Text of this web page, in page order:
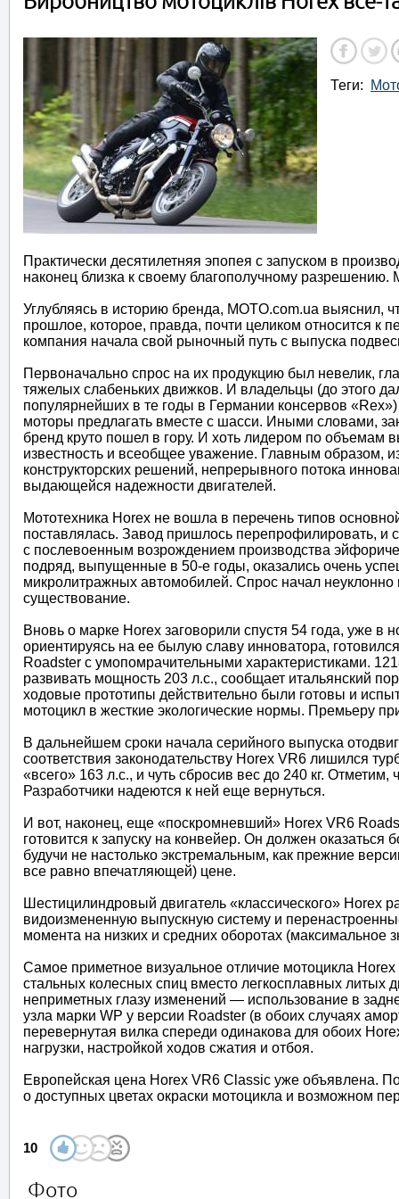
Теги:
Практически десятилетняя эпопея с запуском в
наконец близка к своему благополучному разрешению.
Углубляясь в историю бренда, MOTO.com.ua выяснил,
прошлое, которое, правда, почти целиком относится
компания начала свой рыночный путь с выпуска
Первоначально спрос на их продукцию был невелик,
тяжелых слабеньких движков. И владельцы (до этого
популярнейших в те годы в Германии консервов
моторы предлагать вместе с шасси. Иными словами,
бренд круто пошел в гору. И хоть лидером по объемам
известность и всеобщее уважение. Главным образом,
конструкторских решений, непрерывного потока
выдающейся надежности двигателей.
Мототехника Horex не вошла в перечень типов
поставлялась. Завод пришлось перепрофилировать, и
с послевоенным возрождением производства
подряд, выпущенные в 50-е годы, оказались очень
микролитражных автомобилей. Спрос начал неуклонно
существование.
Вновь о марке Horex заговорили спустя 54 года, уже
ориентируясь на ее былую славу инноватора,
Roadster с умопомрачительными характеристиками.
развивать мощность 203 л.с., сообщает итальянский
ходовые прототипы действительно были готовы и
мотоцикл в жесткие экологические нормы. Премьеру
В дальнейшем сроки начала серийного выпуска
соответствия законодательству Horex VR6 лишился
«всего» 163 л.с., и чуть сбросив вес до 240 кг.
Разработчики надеются к ней еще вернуться.
И вот, наконец, еще «поскромневший» Horex VR6
готовится к запуску на конвейер. Он должен
будучи не настолько экстремальным, как прежние
все равно впечатляющей) цене.
Шестицилиндровый двигатель «классического» Horex
видоизмененную выпускную систему и
момента на низких и средних оборотах (максимальное
Самое приметное визуальное отличие мотоцикла
стальных колесных спиц вместо легкосплавных литых
неприметных глазу изменений — использование в
узла марки WP у версии Roadster (в обоих случаях
перевернутая вилка спереди одинакова для обоих
нагрузки, настройкой ходов сжатия и отбоя.
Европейская цена Horex VR6 Classic уже объявлена.
о доступных цветах окраски мотоцикла и возможном
10
Фото